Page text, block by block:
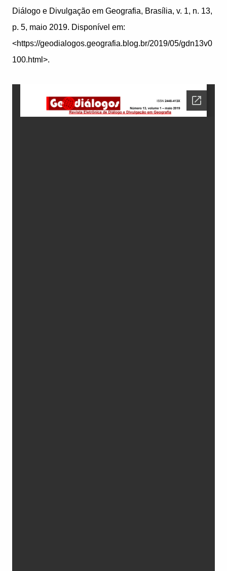
Diálogo e Divulgação em Geografia, Brasília, v. 1, n. 13,
p. 5, maio 2019. Disponível em:
<https://geodialogos.geografia.blog.br/2019/05/gdn13v0
100.html>.